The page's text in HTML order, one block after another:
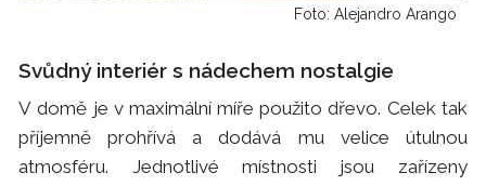
Foto: Alejandro Arango
Svůdný interiér s nádechem nostalgie
V domě je v maximální míře použito dřevo. Celek tak
příjemně prohřívá a dodává mu velice útulnou
atmosféru. Jednotlivé místnosti jsou zařízeny